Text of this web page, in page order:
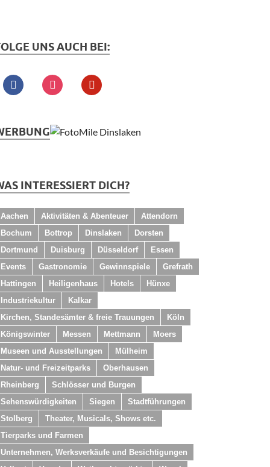
UNS AUCH BEI:
INTERESSIERT DICH?
Aachen Aktivitäten & Abenteuer
Attendorn
Bochum
Bottrop Dinslaken
Dorsten
Dortmund
Duisburg Düsseldorf
Essen
Events
Gastronomie Gewinnspiele
Grefrath
Hattingen
Heiligenhaus Hotels
Hünxe
Industriekultur
Kalkar
Kirchen, Standesämter & freie Trauungen
Köln
Königswinter
Messen Mettmann
Moers
Museen und Ausstellungen
Mülheim
Natur- und Freizeitparks
Oberhausen
Rheinberg
Schlösser und Burgen
Sehenswürdigkeiten
Siegen
Stadtführungen
Stolberg
Theater, Musicals, Shows etc.
Tierparks und Farmen
Unternehmen, Werksverkäufe und Besichtigungen